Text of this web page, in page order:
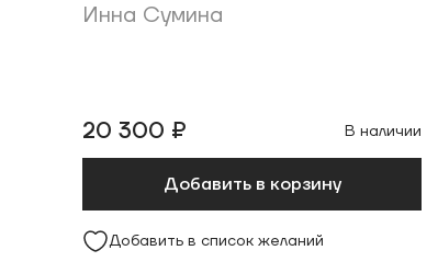
Инна Сумина
20 300 ₽ В наличии
Добавить в корзину
Добавить в список желаний